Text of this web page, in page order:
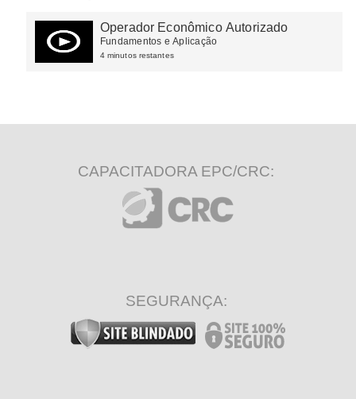
Operador Econômico Autorizado
Fundamentos e Aplicação
4 minutos restantes
CAPACITADORA EPC/CRC:
SEGURANÇA: